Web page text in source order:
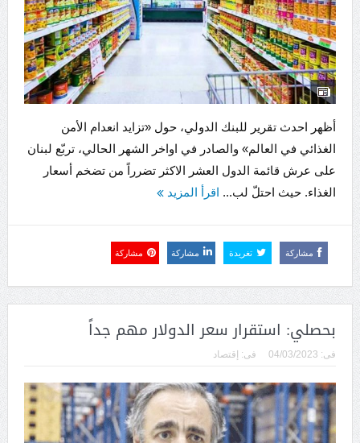
أظهر احدث تقرير للبنك الدولي، حول «تزايد انعدام الأمن
الغذائي في العالم» والصادر في اواخر الشهر الحالي، تربّع لبنان
على عرش قائمة الدول العشر الاكثر تضرراً من تضخم أسعار
الغذاء. حيث احتلّ لب... اقرأ المزيد
مشاركة تغريدة مشاركة مشاركة
بحصلي: استقرار سعر الدولار مهم جداً
فى: 04/03/2023 فى: إقتصاد